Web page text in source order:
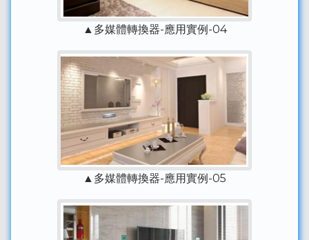
▲多媒體轉換器-應用實例-04
▲多媒體轉換器-應用實例-05